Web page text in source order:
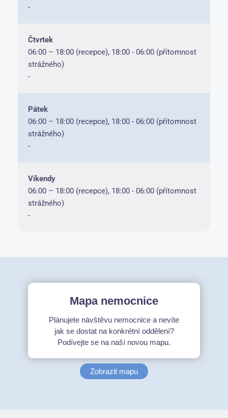
-
Čtvrtek
06:00 – 18:00 (recepce), 18:00 - 06:00 (přítomnost
strážného)
-
Pátek
06:00 – 18:00 (recepce), 18:00 - 06:00 (přítomnost
strážného)
-
Víkendy
06:00 – 18:00 (recepce), 18:00 - 06:00 (přítomnost
strážného)
-
Mapa nemocnice
Plánujete návštěvu nemocnice a nevíte
jak se dostat na konkrétní oddělení?
Podívejte se na naší novou mapu.
Zobrazit mapu